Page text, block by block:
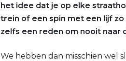
het idee dat je op elke
trein of een spin met een lijf
zelfs een reden om nooit naar
We hebben dan misschien wel